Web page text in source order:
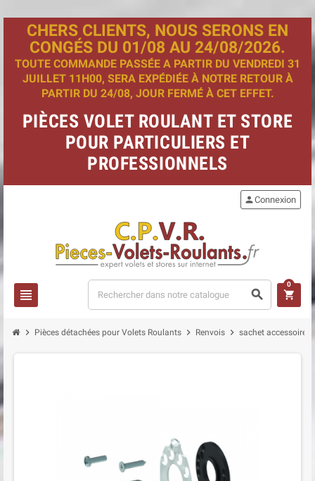
CHERS CLIENTS, NOUS SERONS EN
CONGÉS DU 01/08 AU 24/08/2026.
TOUTE COMMANDE PASSÉE A PARTIR DU VENDREDI 31
JUILLET 11H00, SERA EXPÉDIÉE À NOTRE RETOUR À
PARTIR DU 24/08, JOUR FERMÉ À CET EFFET.
PIÈCES VOLET ROULANT ET STORE
POUR PARTICULIERS ET
PROFESSIONNELS
view_headline search
personConnexion
shopping_cart
0
chevron_right Pièces détachées pour Volets Roulants chevron_right Renvois chevron_right sachet accessoires